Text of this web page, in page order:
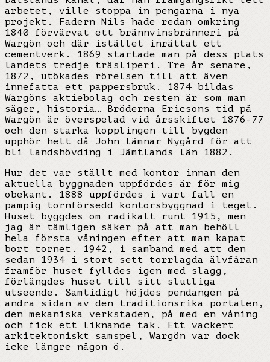
arbetet, ville stoppa in pengarna i nya
projekt. Fadern Nils hade redan omkring
1840 förvärvat ett brännvinsbränneri på
Wargön och där istället inrättat ett
cementverk. 1869 startade man på dess plats
landets tredje träsliperi. Tre år senare,
1872, utökades rörelsen till att även
innefatta ett pappersbruk. 1874 bildas
Wargöns aktiebolag och resten är som man
säger, historia… Bröderna Ericsons tid på
Wargön är överspelad vid årsskiftet 1876-77
och den starka kopplingen till bygden
upphör helt då John lämnar Nygård för att
bli landshövding i Jämtlands län 1882.
Hur det var ställt med kontor innan den
aktuella byggnaden uppfördes är för mig
obekant. 1888 uppfördes i vart fall en
pampig tornförsedd kontorsbyggnad i tegel.
Huset byggdes om radikalt runt 1915, men
jag är tämligen säker på att man behöll
hela första våningen efter att man kapat
bort tornet. 1942, i samband med att den
sedan 1934 i stort sett torrlagda älvfåran
framför huset fylldes igen med slagg,
förlängdes huset till sitt slutliga
utseende. Samtidigt höjdes pendangen på
andra sidan av den traditionsrika portalen,
den mekaniska verkstaden, på med en våning
och fick ett liknande tak. Ett vackert
arkitektoniskt samspel, Wargön var dock
icke längre någon ö.